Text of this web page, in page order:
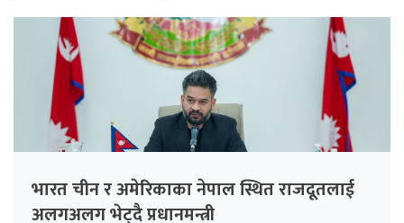
भारत चीन र अमेरिकाका नेपाल स्थित राजदूतलाई
अलगअलग भेट्दै प्रधानमन्त्री